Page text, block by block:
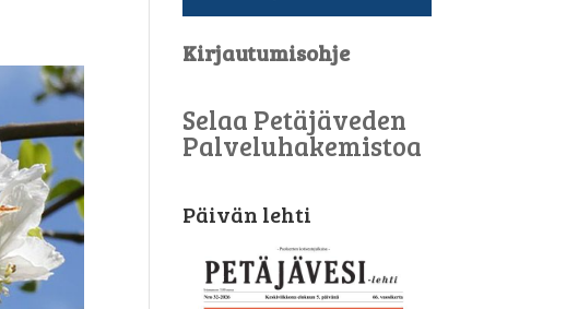
Kirjautumisohje
Selaa Petäjäveden
Palveluhakemistoa
Päivän lehti